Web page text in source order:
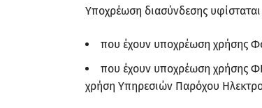
Υποχρέωση διασύνδεσης υφίσταται
που έχουν υποχρέωση χρήσης
που έχουν υποχρέωση χρήσης
χρήση Υπηρεσιών Παρόχου